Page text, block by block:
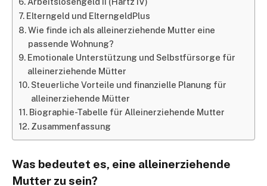
Elterngeld und ElterngeldPlus
Wie finde ich als alleinerziehende Mutter eine
passende Wohnung?
Emotionale Unterstützung und Selbstfürsorge für
alleinerziehende Mütter
Steuerliche Vorteile und finanzielle Planung für
alleinerziehende Mütter
Biographie-Tabelle für Alleinerziehende Mutter
Zusammenfassung
Was bedeutet es, eine alleinerziehende
Mutter zu sein?